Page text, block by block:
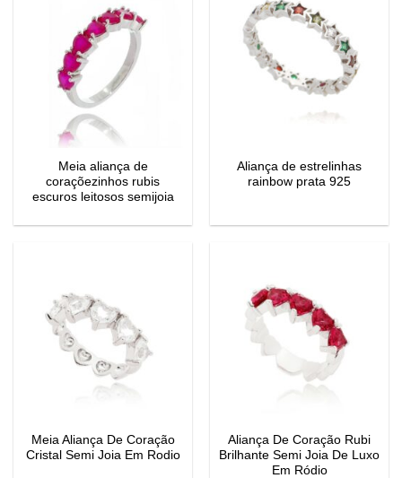
Meia aliança de
coraçõezinhos rubis
escuros leitosos semijoia
Aliança de estrelinhas
rainbow prata 925
Meia Aliança De Coração
Cristal Semi Joia Em Rodio
Aliança De Coração Rubi
Brilhante Semi Joia De Luxo
Em Ródio